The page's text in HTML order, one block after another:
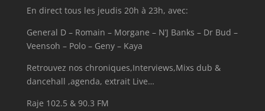
En direct tous les jeudis 20h à 23h, avec:
General D – Romain – Morgane – N’J Banks – Dr Bud –
Veensoh – Polo – Geny – Kaya
Retrouvez nos chroniques,Interviews,Mixs dub &
dancehall ,agenda, extrait Live…
Raje 102.5 & 90.3 FM